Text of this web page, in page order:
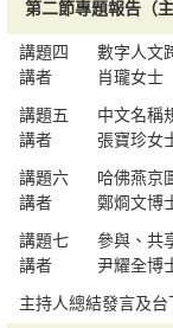
第二節專題報告（
講題四
講者
數字人文
肖瓏女士
講題五
講者
中文名稱
張寶珍女
講題六
講者
哈佛燕京
鄭烱文博
講題七
講者
參與、共
尹耀全博
主持人總結發言及台